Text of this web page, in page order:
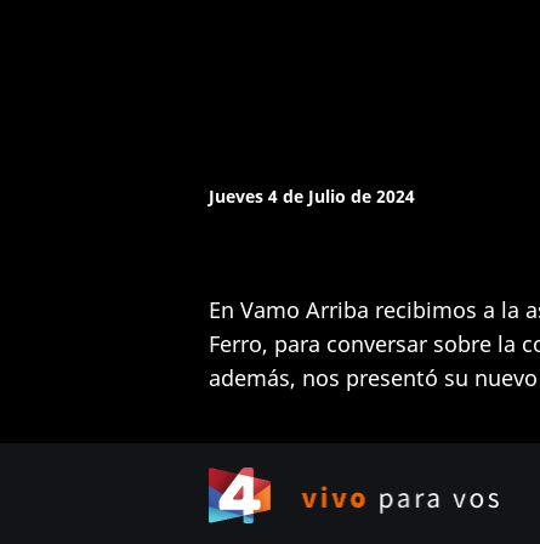
Jueves 4 de Julio de 2024
En Vamo Arriba recibimos a la
Ferro, para conversar sobre la
además, nos presentó su